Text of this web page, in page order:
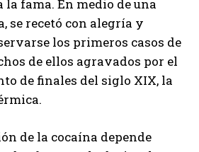
fama. En medio de una
se recetó con alegría y
los primeros casos de
de ellos agravados por el
de finales del siglo XIX, la
de la cocaína depende